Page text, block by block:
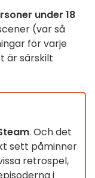
under 18
(var så
för varje
är särskilt
. Och det
sett påminner
retrospel,